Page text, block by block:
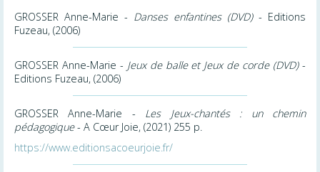
GROSSER Anne-Marie - Danses enfantines (DVD)- Editions
Fuzeau, (2006)
GROSSER Anne-Marie - Jeux de balle et Jeux de corde (DVD)-
Editions Fuzeau, (2006)
GROSSER Anne-Marie - Les Jeux-chantés : un chemin
pédagogique- A Cœur Joie, (2021) 255 p.
https://www.editionsacoeurjoie.fr/